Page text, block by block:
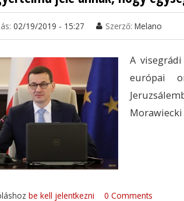
02/19/2019 - 15:27 Szerző: Melano
A
európai
be kell jelentkezni 0 Comments